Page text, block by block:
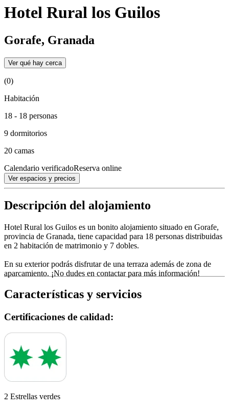
Hotel Rural los Guilos
Gorafe, Granada
Ver qué hay cerca
(0)
Habitación
18 - 18 personas
9 dormitorios
20 camas
Calendario verificadoReserva online
Ver espacios y precios
Descripción del alojamiento
Hotel Rural los Guilos es un bonito alojamiento situado en Gorafe,
provincia de Granada, tiene capacidad para 18 personas distribuidas
en 2 habitación de matrimonio y 7 dobles.
En su exterior podrás disfrutar de una terraza además de zona de
aparcamiento. ¡No dudes en contactar para más información!
Características y servicios
Certificaciones de calidad:
2 Estrellas verdes